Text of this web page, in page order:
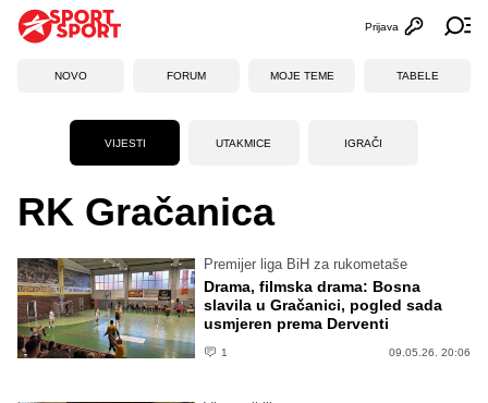
Otvori
Prijava
NOVO FORUM MOJE TEME TABELE
VIJESTI UTAKMICE IGRAČI
RK Gračanica
Premijer liga BiH za rukometaše
Drama, filmska drama: Bosna
slavila u Gračanici, pogled sada
usmjeren prema Derventi
1 09.05.26. 20:06